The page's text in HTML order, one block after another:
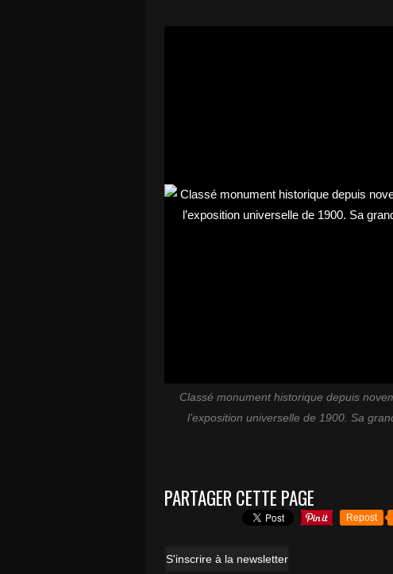
Classé monument historique depuis
l’exposition universelle de 1900. Sa
PARTAGER CETTE PAGE
Repost
S'inscrire à la newsletter